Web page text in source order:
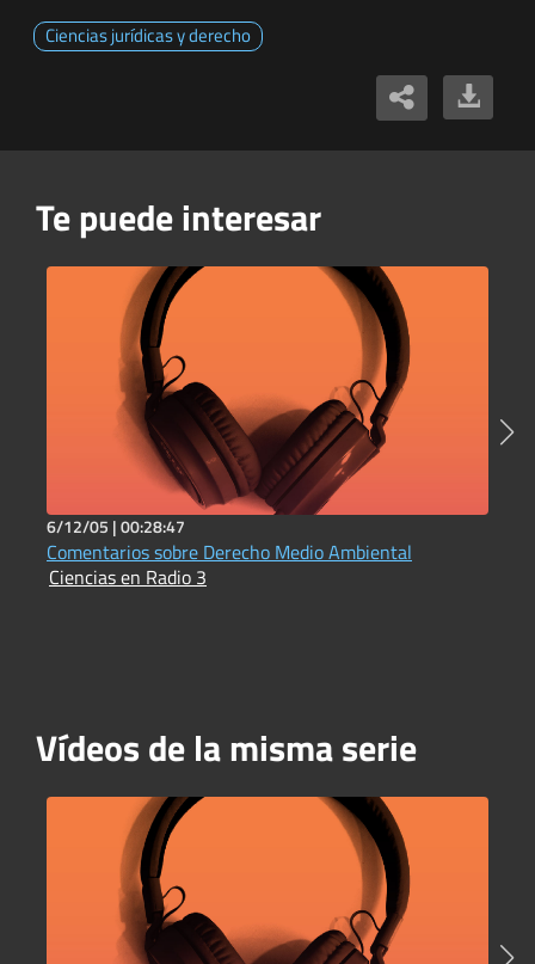
Ciencias jurídicas y derecho
Te puede interesar
6/12/05 |00:28:47
Comentarios sobre Derecho Medio Ambiental
Ciencias en Radio 3
Vídeos de la misma serie